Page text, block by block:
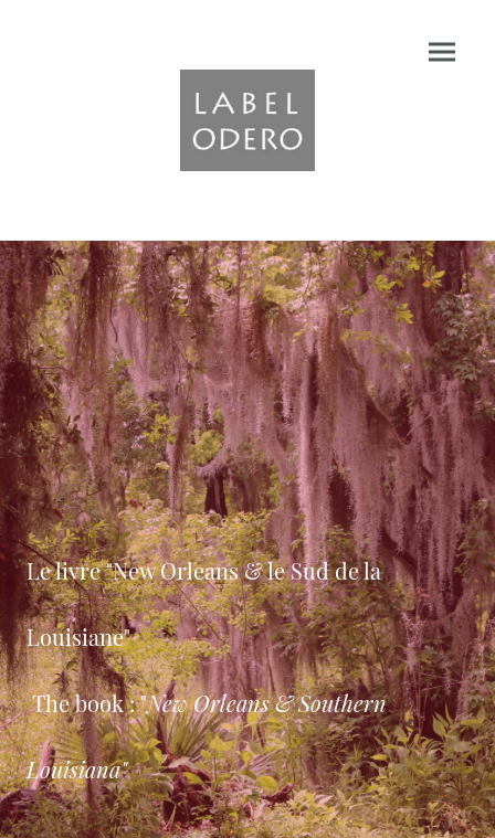
Le livre "New Orleans & le Sud de la
Louisiane"
The book : "New Orleans & Southern
Louisiana"